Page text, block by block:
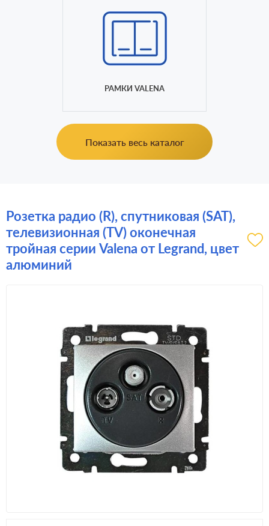
РАМКИ VALENA
Показать весь каталог
Розетка радио (R), спутниковая (SAT),
телевизионная (TV) оконечная
тройная серии Valena от Legrand, цвет
алюминий